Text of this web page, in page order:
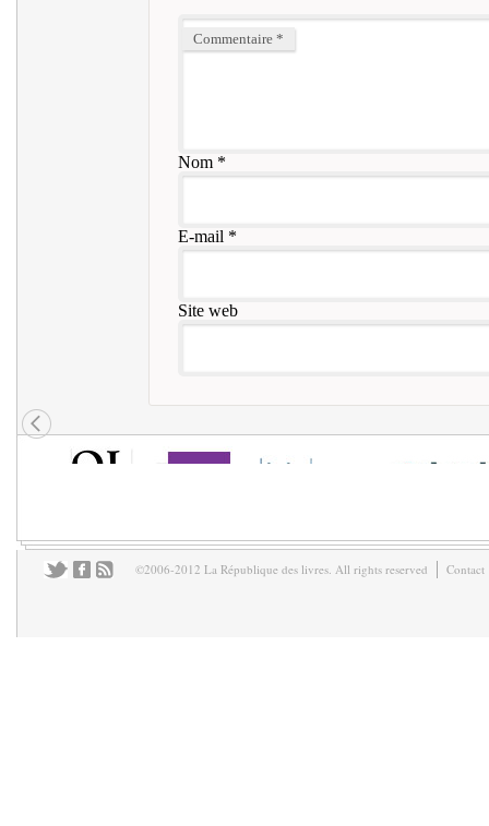
Commentaire *
Nom*
E-mail *
Site web
©2006-2012 La République des livres. All rights reserved Contact